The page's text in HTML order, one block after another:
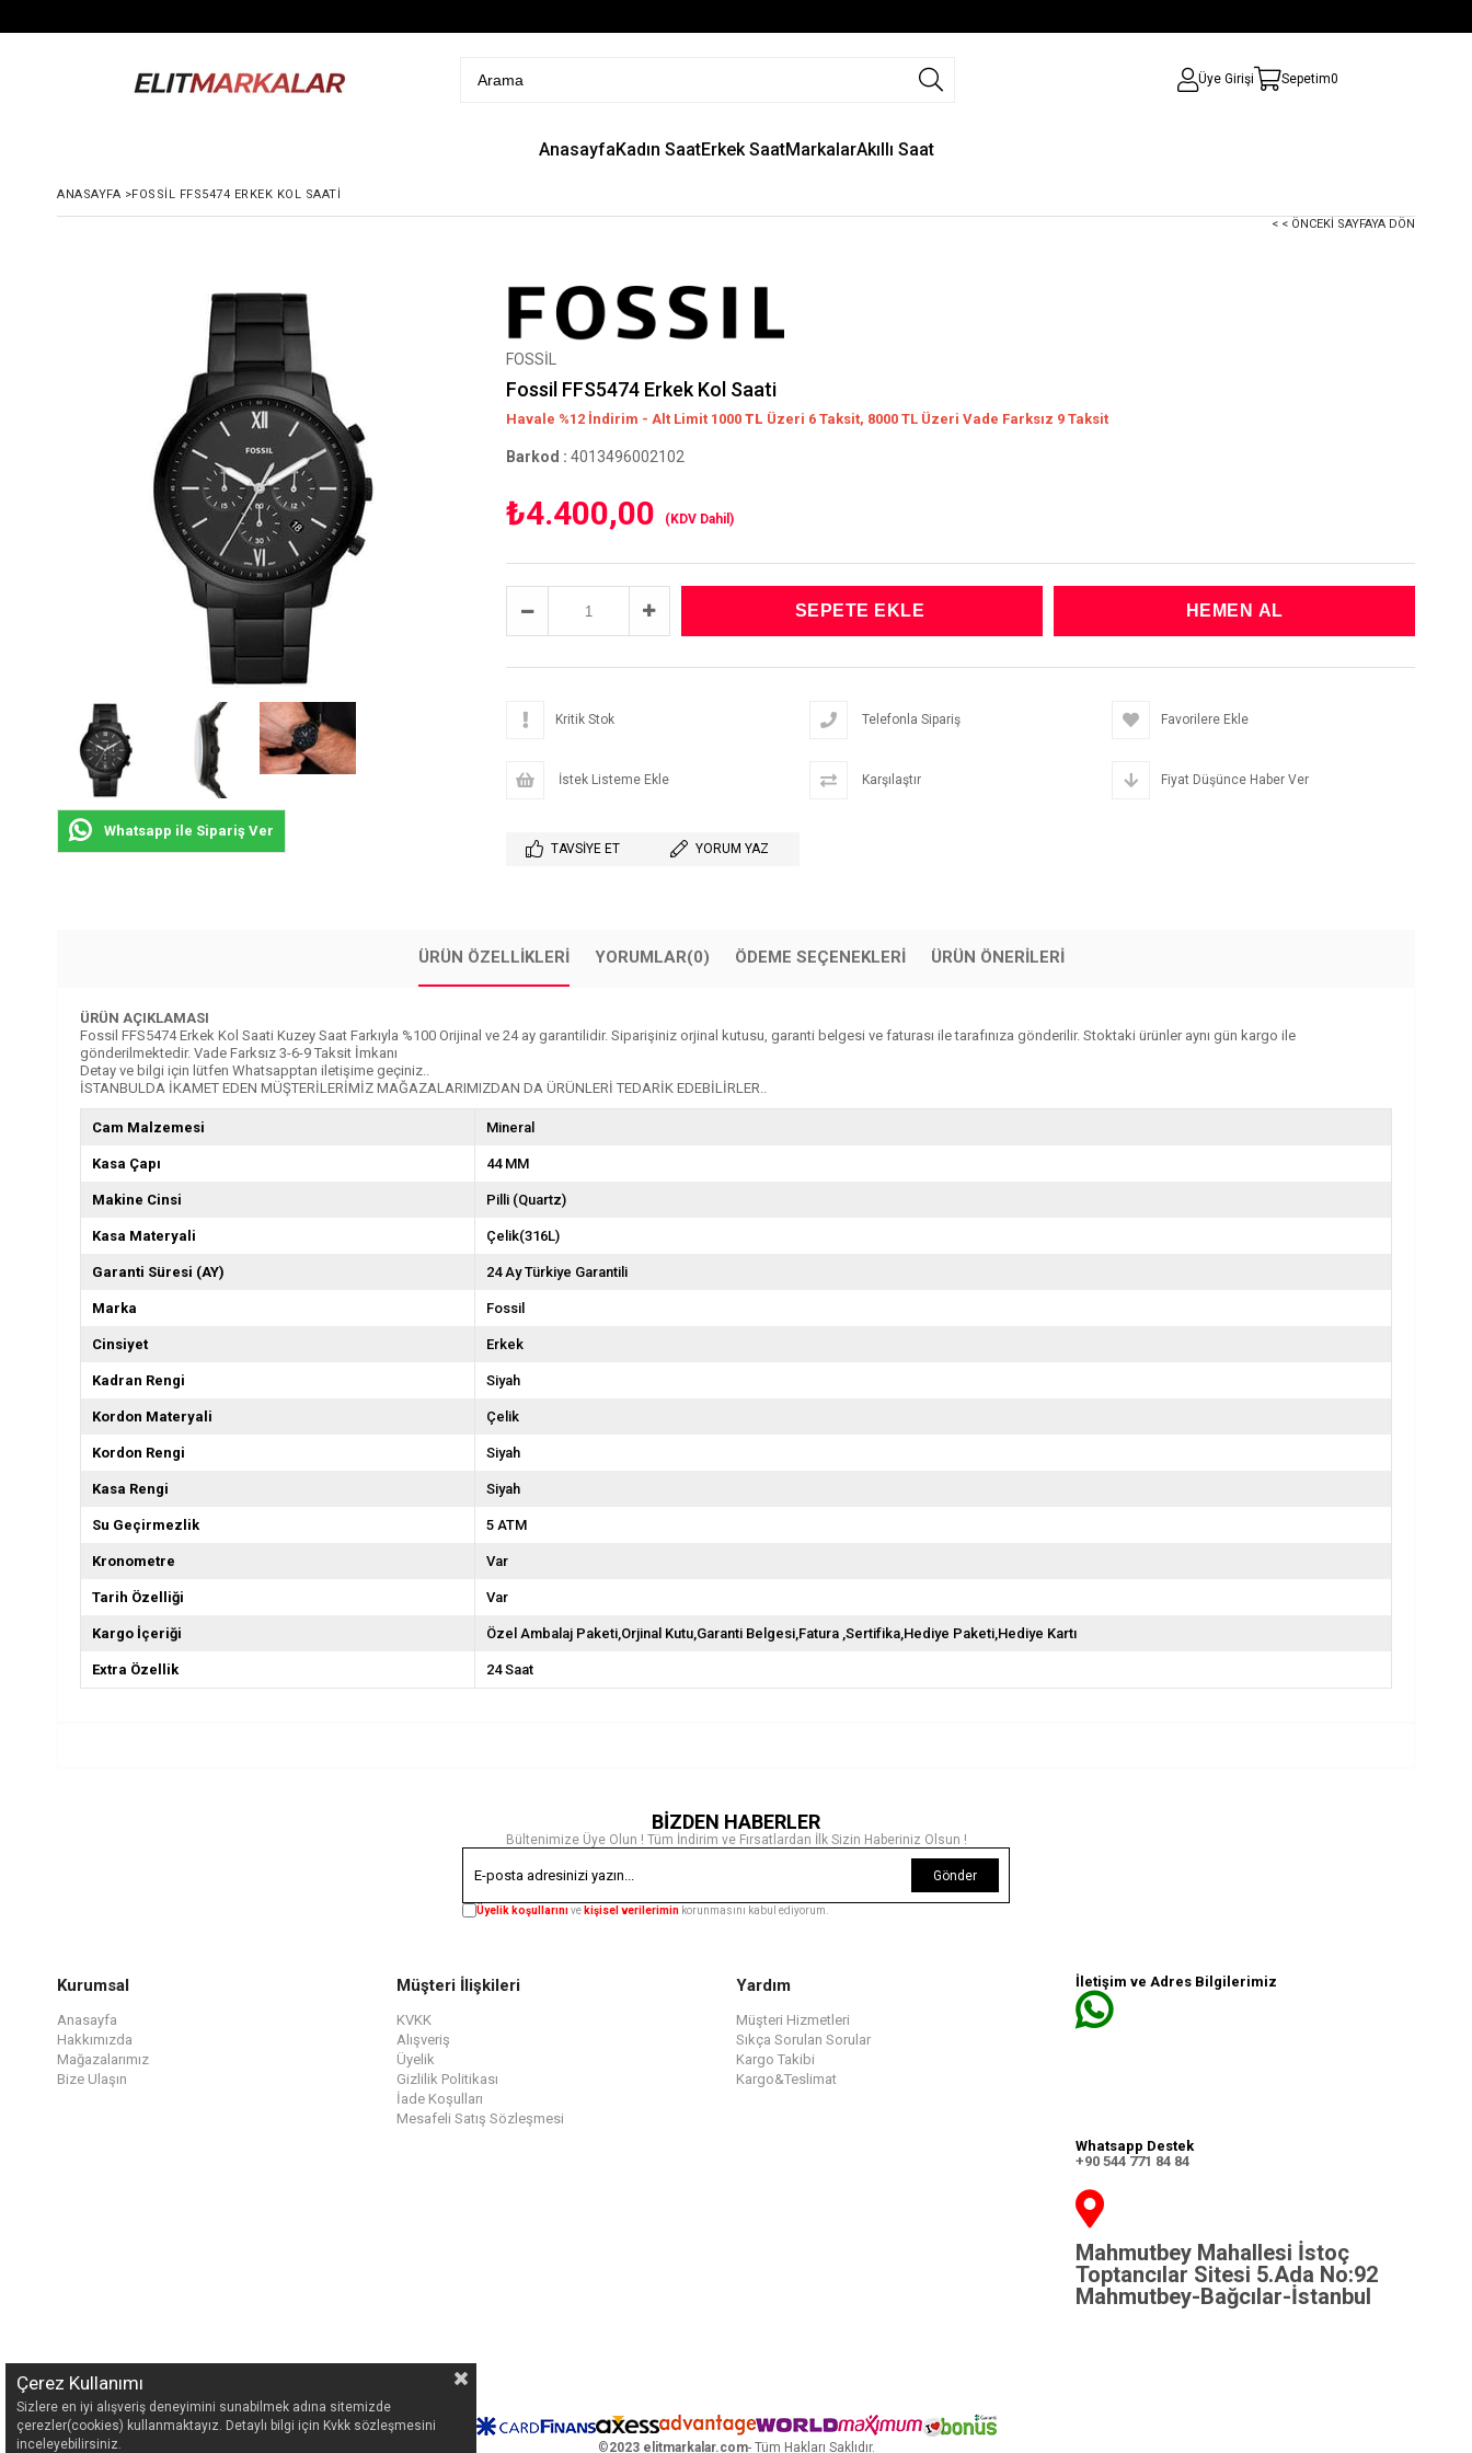
Üye Girişi Sepetim0
AnasayfaKadın SaatErkek SaatMarkalarAkıllı Saat
ANASAYFA >FOSSIL FFS5474 ERKEK KOL SAATI
< < ÖNCEKI SAYFAYA DÖN
Whatsapp ile Sipariş Ver
FOSSİL
Fossil FFS5474 Erkek Kol Saati
Havale %12 İndirim - Alt Limit 1000 TL Üzeri 6 Taksit, 8000 TL Üzeri Vade Farksız 9 Taksit
Barkod : 4013496002102
₺4.400,00 (KDV Dahil)
Kritik Stok Telefonla Sipariş Favorilere Ekle
İstek Listeme Ekle Karşılaştır Fiyat Düşünce Haber Ver
TAVSIYE ET YORUM YAZ
ÜRÜN ÖZELLIKLERI YORUMLAR(0) ÖDEME SEÇENEKLERI ÜRÜN ÖNERILERI
ÜRÜN AÇIKLAMASI
Fossil FFS5474 Erkek Kol Saati Kuzey Saat Farkıyla %100 Orijinal ve 24 ay garantilidir. Siparişiniz orjinal kutusu, garanti belgesi ve faturası ile tarafınıza gönderilir. Stoktaki ürünler aynı gün kargo ile
gönderilmektedir. Vade Farksız 3-6-9 Taksit İmkanı
Detay ve bilgi için lütfen Whatsapptan iletişime geçiniz..
İSTANBULDA İKAMET EDEN MÜŞTERİLERİMİZ MAĞAZALARIMIZDAN DA ÜRÜNLERİ TEDARİK EDEBİLİRLER..
Cam Malzemesi Mineral
Kasa Çapı 44 MM
Makine Cinsi Pilli (Quartz)
Kasa Materyali Çelik(316L)
Garanti Süresi (AY) 24 Ay Türkiye Garantili
Marka Fossil
Cinsiyet Erkek
Kadran Rengi Siyah
Kordon Materyali Çelik
Kordon Rengi Siyah
Kasa Rengi Siyah
Su Geçirmezlik 5 ATM
Kronometre Var
Tarih Özelliği Var
Kargo İçeriği Özel Ambalaj Paketi,Orjinal Kutu,Garanti Belgesi,Fatura ,Sertifika,Hediye Paketi,Hediye Kartı
Extra Özellik 24 Saat
BİZDEN HABERLER
Bültenimize Üye Olun ! Tüm İndirim ve Fırsatlardan İlk Sizin Haberiniz Olsun !
Gönder
Üyelik koşullarınıve kişisel verilerimin korunmasını kabul ediyorum.
Kurumsal
Anasayfa
Hakkımızda
Mağazalarımız
Bize Ulaşın
Müşteri İlişkileri
KVKK
Alışveriş
Üyelik
Gizlilik Politikası
İade Koşulları
Mesafeli Satış Sözleşmesi
Yardım
Müşteri Hizmetleri
Sıkça Sorulan Sorular
Kargo Takibi
Kargo&Teslimat
İletişim ve Adres Bilgilerimiz
Whatsapp Destek
+90 544 771 84 84
Mahmutbey Mahallesi İstoç
Toptancılar Sitesi 5.Ada No:92
Mahmutbey-Bağcılar-İstanbul
©2023 elitmarkalar.com- Tüm Hakları Saklıdır.
Çerez Kullanımı
Sizlere en iyi alışveriş deneyimini sunabilmek adına sitemizde
çerezler(cookies) kullanmaktayız. Detaylı bilgi için Kvkk sözleşmesini
inceleyebilirsiniz.